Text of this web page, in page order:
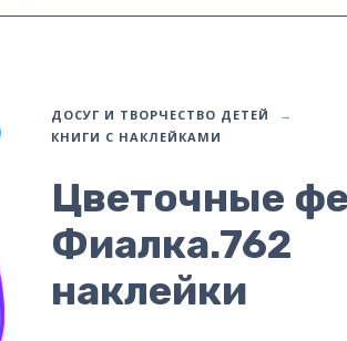
ДОСУГ И ТВОРЧЕСТВО ДЕТЕЙ
КНИГИ С НАКЛЕЙКАМИ
Цветочные
Фиалка.762
наклейки